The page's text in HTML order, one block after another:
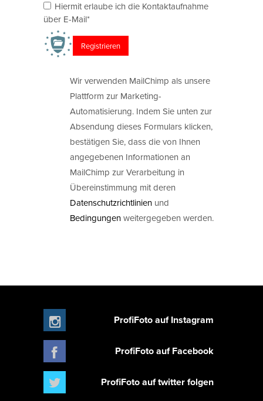
Hiermit erlaube ich die Kontaktaufnahme
über E-Mail*
Wir verwenden MailChimp als unsere
Plattform zur Marketing-
Automatisierung. Indem Sie unten zur
Absendung dieses Formulars klicken,
bestätigen Sie, dass die von Ihnen
angegebenen Informationen an
MailChimp zur Verarbeitung in
Übereinstimmung mit deren
Datenschutzrichtlinien und
Bedingungenweitergegeben werden.
ProfiFoto auf Instagram
ProfiFoto auf Facebook
ProfiFoto auf twitter folgen